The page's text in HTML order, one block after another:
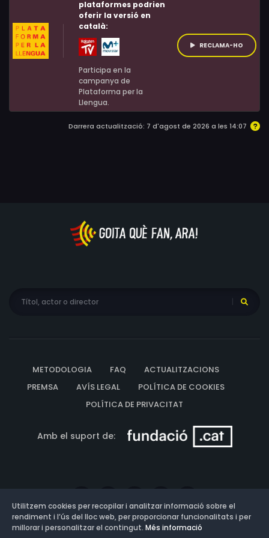
Broughton, Julie McLeod, Karen Robyn, James D. Brown,
Charles W. Gray, John Hawkes, Kay Hawtrey, Wink
Roberts, Dar Robinson, T.J. Scott, Hugh Wilson, John
Sampson
plataformes podrien
oferir la versió en
català:
Participa en la
campanya de
Plataforma per la
Llengua.
RECLAMA-HO
Darrera actualització: 7 d'agost de 2026 a les 14:07
METODOLOGIA FAQ
ACTUALITZACIONS
PREMSA
AVÍS LEGAL
POLÍTICA DE COOKIES
POLÍTICA DE PRIVACITAT
Amb el suport de:
Utilitzem cookies per recopilar i analitzar informació sobre el
rendiment i l’ús del lloc web, per proporcionar funcionalitats i per
millorar i personalitzar el contingut. Més informació